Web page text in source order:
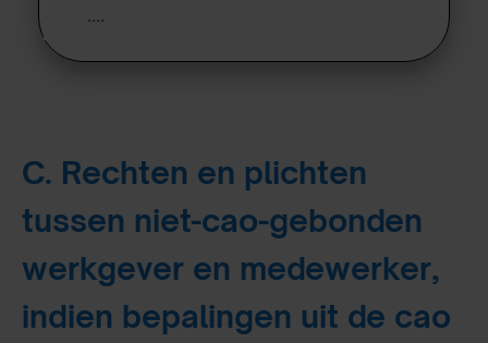
….
C. Rechten en plichten
tussen niet-cao-gebonden
werkgever en medewerker,
indien bepalingen uit de cao